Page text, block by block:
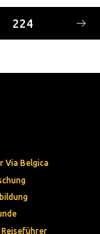
224
Via Belgica